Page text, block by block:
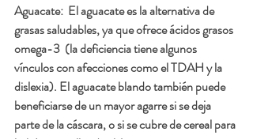
Aguacate:
  El aguacate es la alternativa de
grasas saludables, ya que ofrece ácidos grasos
omega-3  (la deficiencia tiene algunos
vínculos con afecciones como el TDAH y la
dislexia). El aguacate blando también puede
beneficiarse de un mayor agarre si se deja
parte de la cáscara, o si se cubre de cereal para